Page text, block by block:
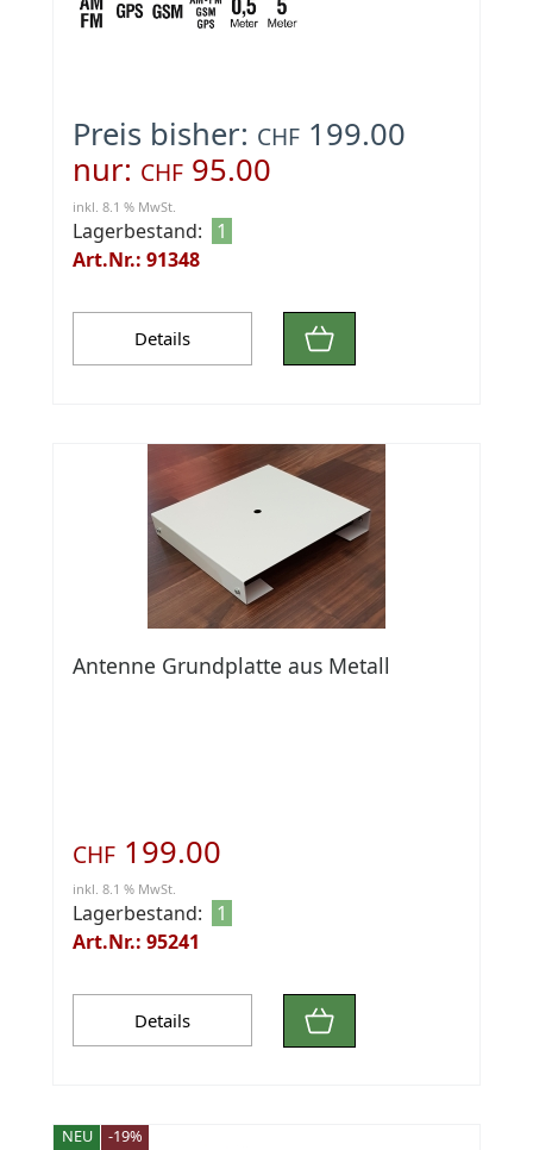
Preis bisher: CHF 199.00
nur: CHF 95.00
inkl. 8.1 % MwSt.
Lagerbestand:
1
Art.Nr.: 91348
Details
Antenne Grundplatte aus Metall
CHF 199.00
inkl. 8.1 % MwSt.
Lagerbestand:
1
Art.Nr.: 95241
Details
NEU -19%